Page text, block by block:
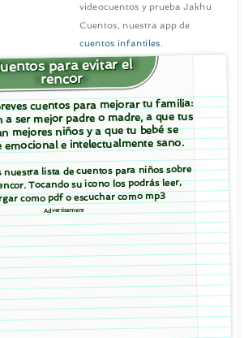
videocuentos y prueba Jakhu
Cuentos, nuestra app de
cuentos infantiles.
para evitar el
rencor
cuentos para mejorar tu familia:
a ser mejor padre o madre, a que tus
mejores niños y a que tu bebé se
emocional e intelectualmente sano.
nuestra lista de cuentos para niños sobre
Tocando su icono los podrás leer,
como pdf o escuchar como mp3
Advertisement